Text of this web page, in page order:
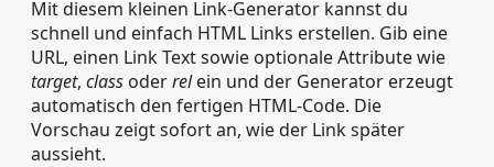
Mit diesem kleinen Link‑Generator kannst du
schnell und einfach HTML Links erstellen. Gib eine
URL, einen Link Text sowie optionale Attribute wie
target, class oderrelein und der Generator erzeugt
automatisch den fertigen HTML‑Code. Die
Vorschau zeigt sofort an, wie der Link später
aussieht.